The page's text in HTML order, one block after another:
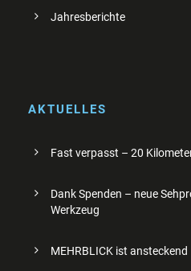
Jahresberichte
AKTUELLES
Fast verpasst – 20
Dank Spenden – neue
Werkzeug
MEHRBLICK ist ansteckend